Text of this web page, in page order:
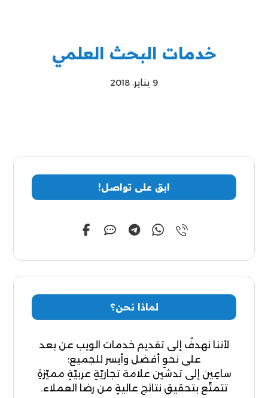
خدمات البحث العلمي
9 يناير، 2018
ابق على تواصل!
لماذا نحن؟
لأننا نهدفُ إلى تقديم خدمات الويب عن بعد
على نحوٍ أفضل وأيسر للجميع؛
ساعِين إلى تدشين علامة تجاريّةٍ عربيّةٍ مميّزةِ
تتمتّع بتحقيق نتائج عاليةٍ من رضا العملاء.